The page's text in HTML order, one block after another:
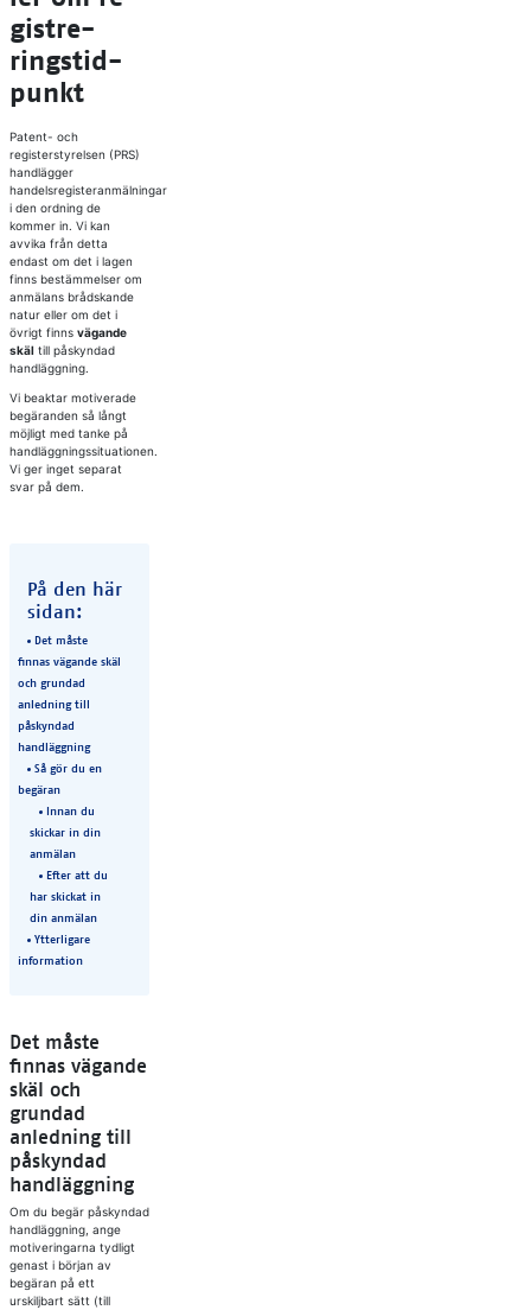
gi­stre­
rings­tid­
punkt
Patent- och
registerstyrelsen (PRS)
handlägger
handelsregisteranmälningar
i den ordning de
kommer in. Vi kan
avvika från detta
endast om det i lagen
finns bestämmelser om
anmälans brådskande
natur eller om det i
övrigt finns vägande
skältill påskyndad
handläggning.
Vi beaktar motiverade
begäranden så långt
möjligt med tanke på
handläggningssituationen.
Vi ger inget separat
svar på dem.
På den här
sidan:
Det måste
finnas vägande skäl
och grundad
anledning till
påskyndad
handläggning
Så gör du en
begäran
Innan du
skickar in din
anmälan
Efter att du
har skickat in
din anmälan
Ytterligare
information
Det måste
finnas vägande
skäl och
grundad
anledning till
påskyndad
handläggning
Om du begär påskyndad
handläggning, ange
motiveringarna tydligt
genast i början av
begäran på ett
urskiljbart sätt (till